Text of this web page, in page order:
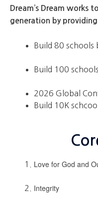
Dream’s Dream works
generation by
Build 80 schools
Build 100
2026 Global
Build 10K
Love for God and
Integrity